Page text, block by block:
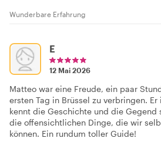
Wunderbare Erfahrung
E
12 Mai 2026
Matteo war eine Freude, ein paar
ersten Tag in Brüssel zu verbringen.
kennt die Geschichte und die Gegend
die offensichtlichen Dinge, die wir
können. Ein rundum toller Guide!